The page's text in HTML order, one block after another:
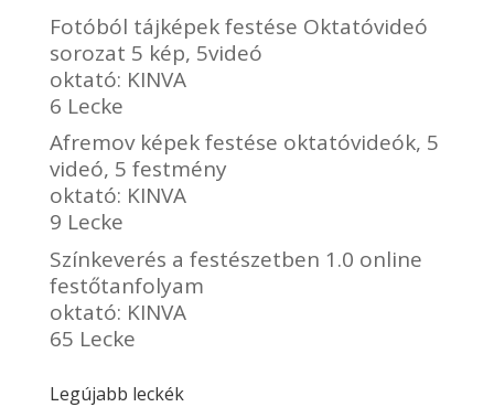
Fotóból tájképek festése Oktatóvideó
sorozat 5 kép, 5videó
oktató: KINVA
6 Lecke
Afremov képek festése oktatóvideók, 5
videó, 5 festmény
oktató: KINVA
9 Lecke
Színkeverés a festészetben 1.0 online
festőtanfolyam
oktató: KINVA
65 Lecke
Legújabb leckék